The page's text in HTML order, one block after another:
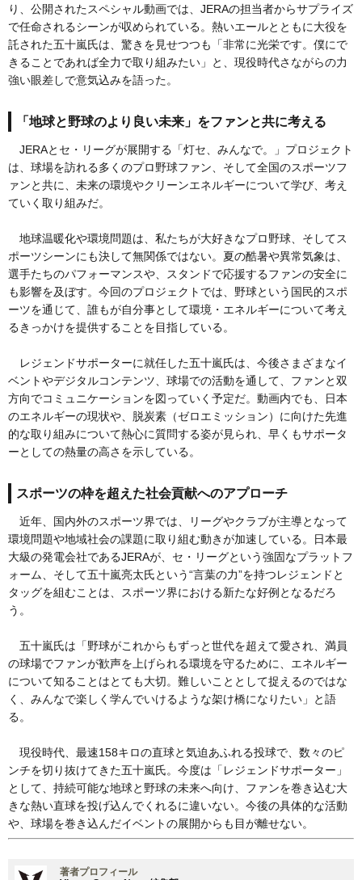
り、公開されたスペシャル動画では、JERAの担当者からサプライズ
で任命されるシーンが収められている。熱いエールとともに大役を
託された五十嵐氏は、驚きを見せつつも「非常に光栄です。僕にで
きることであれば全力で取り組みたい」と、現役時代さながらの力
強い眼差しで意気込みを語った。
「地球と野球のより良い未来」をファンと共に考える
JERAとセ・リーグが展開する「灯セ、みんなで。」プロジェクト
は、球場を訪れる多くのプロ野球ファン、そして全国のスポーツフ
ァンと共に、未来の環境やクリーンエネルギーについて学び、考え
ていく取り組みだ。
地球温暖化や環境問題は、私たちが大好きなプロ野球、そしてス
ポーツシーンにも決して無関係ではない。夏の酷暑や異常気象は、
選手たちのパフォーマンスや、スタンドで応援するファンの安全に
も影響を及ぼす。今回のプロジェクトでは、野球という国民的スポ
ーツを通じて、誰もが自分事として環境・エネルギーについて考え
るきっかけを提供することを目指している。
レジェンドサポーターに就任した五十嵐氏は、今後さまざまなイ
ベントやデジタルコンテンツ、球場での活動を通して、ファンと双
方向でコミュニケーションを図っていく予定だ。動画内でも、日本
のエネルギーの現状や、脱炭素（ゼロエミッション）に向けた先進
的な取り組みについて熱心に質問する姿が見られ、早くもサポータ
ーとしての熱量の高さを示している。
スポーツの枠を超えた社会貢献へのアプローチ
近年、国内外のスポーツ界では、リーグやクラブが主導となって
環境問題や地域社会の課題に取り組む動きが加速している。日本最
大級の発電会社であるJERAが、セ・リーグという強固なプラットフ
ォーム、そして五十嵐亮太氏という“言葉の力”を持つレジェンドと
タッグを組むことは、スポーツ界における新たな好例となるだろ
う。
五十嵐氏は「野球がこれからもずっと世代を超えて愛され、満員
の球場でファンが歓声を上げられる環境を守るために、エネルギー
について知ることはとても大切。難しいこととして捉えるのではな
く、みんなで楽しく学んでいけるような架け橋になりたい」と語
る。
現役時代、最速158キロの直球と気迫あふれる投球で、数々のピ
ンチを切り抜けてきた五十嵐氏。今度は「レジェンドサポーター」
として、持続可能な地球と野球の未来へ向け、ファンを巻き込む大
きな熱い直球を投げ込んでくれるに違いない。今後の具体的な活動
や、球場を巻き込んだイベントの展開からも目が離せない。
著者プロフィール